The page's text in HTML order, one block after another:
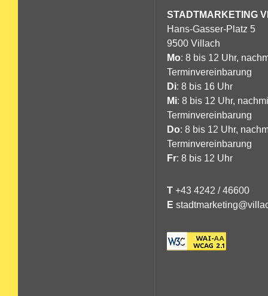
STADTMARKETING
Hans-Gasser-Platz 5
9500 Villach
Mo: 8 bis 12 Uhr,
Terminvereinbarung
Di: 8 bis 16 Uhr
Mi: 8 bis 12 Uhr,
Terminvereinbarung
Do: 8 bis 12 Uhr,
Terminvereinbarung
Fr: 8 bis 12 Uhr
T +43 4242 / 46600
E